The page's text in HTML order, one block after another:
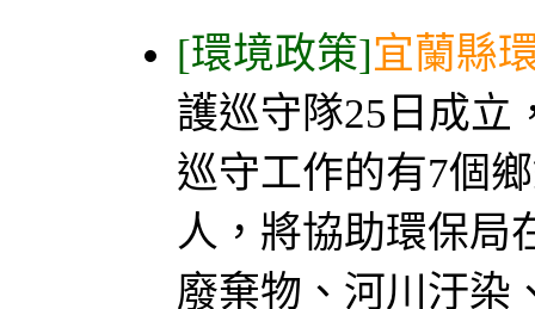
[環境政策]宜蘭縣
護巡守隊25日成立
巡守工作的有7個
人，將協助環保局
廢棄物、河川汙染